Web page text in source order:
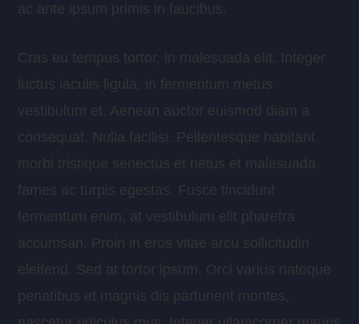
ac ante ipsum primis in faucibus.
Cras eu tempus tortor, in malesuada elit. Integer
luctus iaculis ligula, in fermentum metus
vestibulum et. Aenean auctor euismod diam a
consequat. Nulla facilisi. Pellentesque habitant
morbi tristique senectus et netus et malesuada
fames ac turpis egestas. Fusce tincidunt
fermentum enim, at vestibulum elit pharetra
accumsan. Proin in eros vitae arcu sollicitudin
eleifend. Sed at tortor ipsum. Orci varius natoque
penatibus et magnis dis parturient montes,